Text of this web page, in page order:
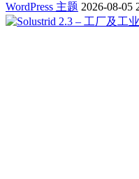
WordPress 主题 2026-08-05